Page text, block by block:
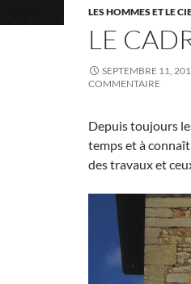
LES HOMMES ET LE
LE
SEPTEMBRE 11,
COMMENTAIRE
Depuis toujours
temps et à
des travaux et